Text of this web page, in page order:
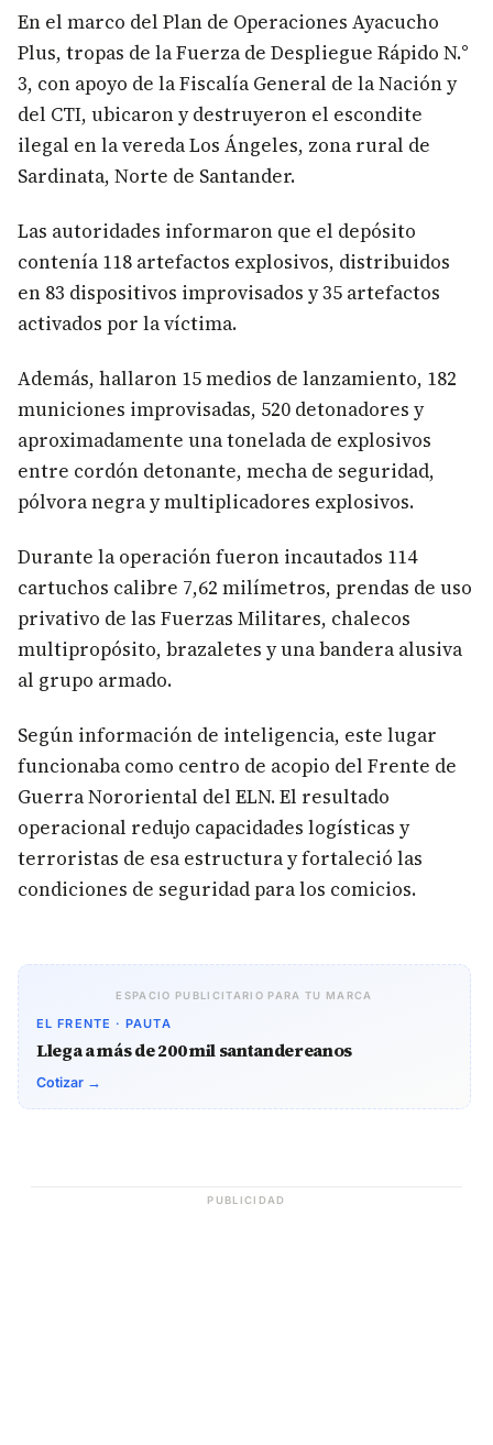
En el marco del Plan de Operaciones Ayacucho
Plus, tropas de la Fuerza de Despliegue Rápido N.°
3, con apoyo de la Fiscalía General de la Nación y
del CTI, ubicaron y destruyeron el escondite
ilegal en la vereda Los Ángeles, zona rural de
Sardinata, Norte de Santander.
Las autoridades informaron que el depósito
contenía 118 artefactos explosivos, distribuidos
en 83 dispositivos improvisados y 35 artefactos
activados por la víctima.
Además, hallaron 15 medios de lanzamiento, 182
municiones improvisadas, 520 detonadores y
aproximadamente una tonelada de explosivos
entre cordón detonante, mecha de seguridad,
pólvora negra y multiplicadores explosivos.
Durante la operación fueron incautados 114
cartuchos calibre 7,62 milímetros, prendas de uso
privativo de las Fuerzas Militares, chalecos
multipropósito, brazaletes y una bandera alusiva
al grupo armado.
Según información de inteligencia, este lugar
funcionaba como centro de acopio del Frente de
Guerra Nororiental del ELN. El resultado
operacional redujo capacidades logísticas y
terroristas de esa estructura y fortaleció las
condiciones de seguridad para los comicios.
ESPACIO PUBLICITARIO PARA TU MARCA
EL FRENTE · PAUTA
Llega a más de 200 mil santandereanos
Cotizar →
PUBLICIDAD